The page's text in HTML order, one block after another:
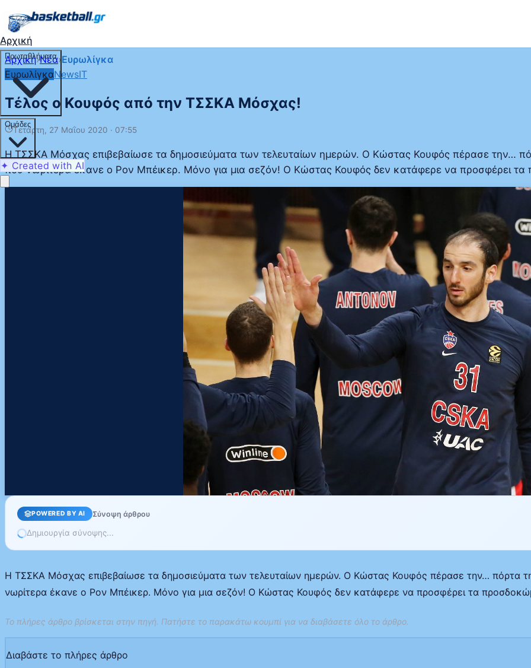
Αρχική
Πρωταθλήματα
Ομάδες
✦ Created with AI
Αρχική›Νέα›Ευρωλίγκα
ΕυρωλίγκαNewsIT
Τέλος ο Κουφός από την ΤΣΣΚΑ Μόσχας!
Τετάρτη, 27 Μαΐου 2020 · 07:55
Η ΤΣΣΚΑ Μόσχας επιβεβαίωσε τα δημοσιεύματα των τελευταίων ημερών. Ο Κώστας Κουφός πέρασε την…
που νωρίτερα έκανε ο Ρον Μπέικερ. Μόνο για μια σεζόν! Ο Κώστας Κουφός δεν κατάφερε να προσφέρει
POWERED BY AI Σύνοψη άρθρου
Δημιουργία σύνοψης...
Η ΤΣΣΚΑ Μόσχας επιβεβαίωσε τα δημοσιεύματα των τελευταίων ημερών. Ο Κώστας Κουφός πέρασε την… πόρτα
νωρίτερα έκανε ο Ρον Μπέικερ. Μόνο για μια σεζόν! Ο Κώστας Κουφός δεν κατάφερε να προσφέρει τα
Το πλήρες άρθρο βρίσκεται στην πηγή. Πατήστε το παρακάτω κουμπί για να διαβάσετε όλο το άρθρο.
Διαβάστε το πλήρες άρθρο